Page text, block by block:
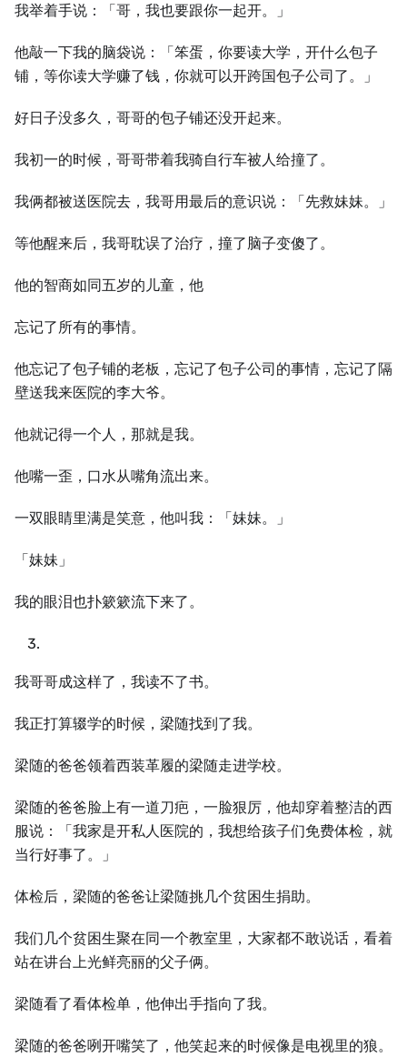
我举着手说：「哥，我也要跟你一起开。」
他敲一下我的脑袋说：「笨蛋，你要读大学，开什么包子
铺，等你读大学赚了钱，你就可以开跨国包子公司了。」
好日子没多久，哥哥的包子铺还没开起来。
我初一的时候，哥哥带着我骑自行车被人给撞了。
我俩都被送医院去，我哥用最后的意识说：「先救妹妹。」
等他醒来后，我哥耽误了治疗，撞了脑子变傻了。
他的智商如同五岁的儿童，他
忘记了所有的事情。
他忘记了包子铺的老板，忘记了包子公司的事情，忘记了隔
壁送我来医院的李大爷。
他就记得一个人，那就是我。
他嘴一歪，口水从嘴角流出来。
一双眼睛里满是笑意，他叫我：「妹妹。」
「妹妹」
我的眼泪也扑簌簌流下来了。
我哥哥成这样了，我读不了书。
我正打算辍学的时候，梁随找到了我。
梁随的爸爸领着西装革履的梁随走进学校。
梁随的爸爸脸上有一道刀疤，一脸狠厉，他却穿着整洁的西
服说：「我家是开私人医院的，我想给孩子们免费体检，就
当行好事了。」
体检后，梁随的爸爸让梁随挑几个贫困生捐助。
我们几个贫困生聚在同一个教室里，大家都不敢说话，看着
站在讲台上光鲜亮丽的父子俩。
梁随看了看体检单，他伸出手指向了我。
梁随的爸爸咧开嘴笑了，他笑起来的时候像是电视里的狼。